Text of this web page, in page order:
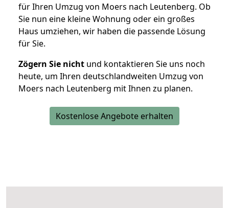
für Ihren Umzug von Moers nach Leutenberg. Ob
Sie nun eine kleine Wohnung oder ein großes
Haus umziehen, wir haben die passende Lösung
für Sie.
Zögern Sie nicht und kontaktieren Sie uns noch
heute, um Ihren deutschlandweiten Umzug von
Moers nach Leutenberg mit Ihnen zu planen.
Kostenlose Angebote erhalten